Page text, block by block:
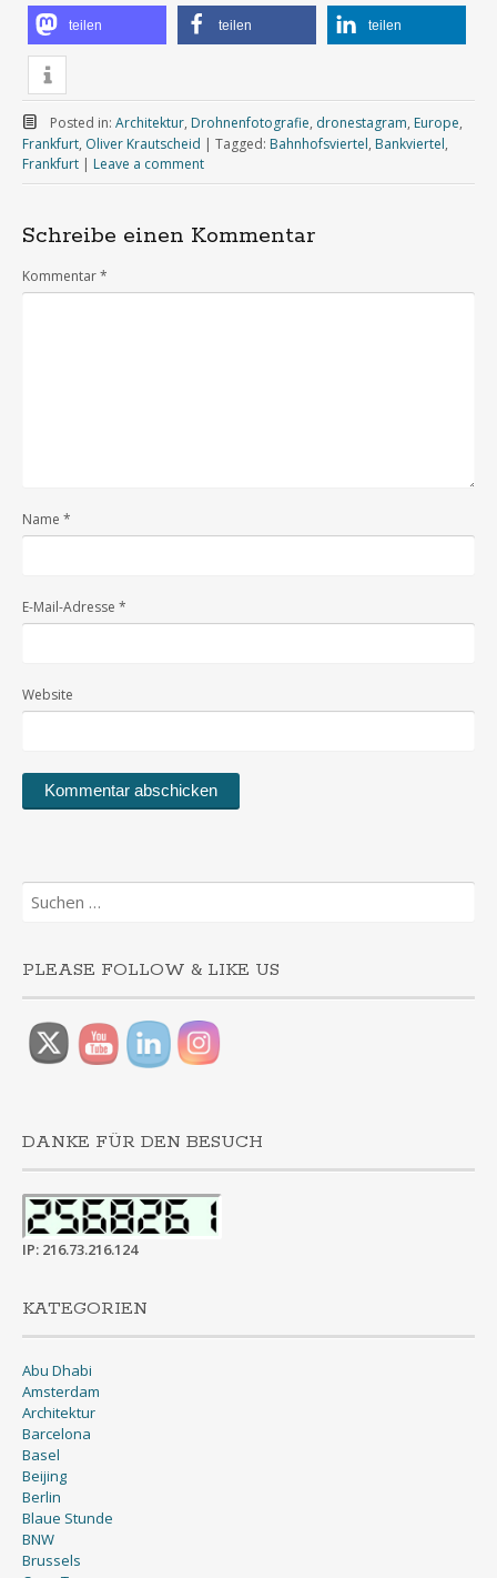
teilen teilen teilen
Posted in: Architektur, Drohnenfotografie, dronestagram, Europe,
Frankfurt, Oliver Krautscheid | Tagged: Bahnhofsviertel, Bankviertel,
Frankfurt | Leave a comment
Schreibe einen Kommentar
Kommentar*
Name *
E-Mail-Adresse *
Website
Suchen
nach:
PLEASE FOLLOW & LIKE US
DANKE FÜR DEN BESUCH
IP: 216.73.216.124
KATEGORIEN
Abu Dhabi
Amsterdam
Architektur
Barcelona
Basel
Beijing
Berlin
Blaue Stunde
BNW
Brussels